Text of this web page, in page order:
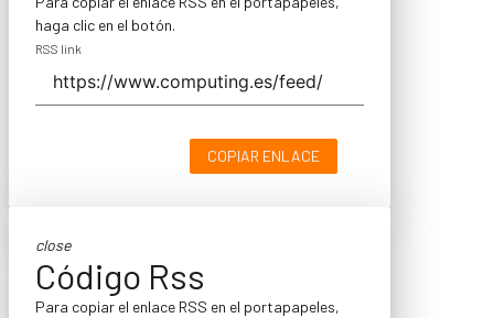
haga clic en el botón.
RSS link
COPIAR ENLACE
close
Código Rss
Para copiar el enlace RSS en el portapapeles,